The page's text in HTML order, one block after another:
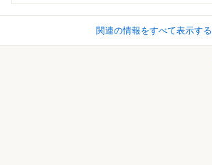
関連の情報をすべて表示する